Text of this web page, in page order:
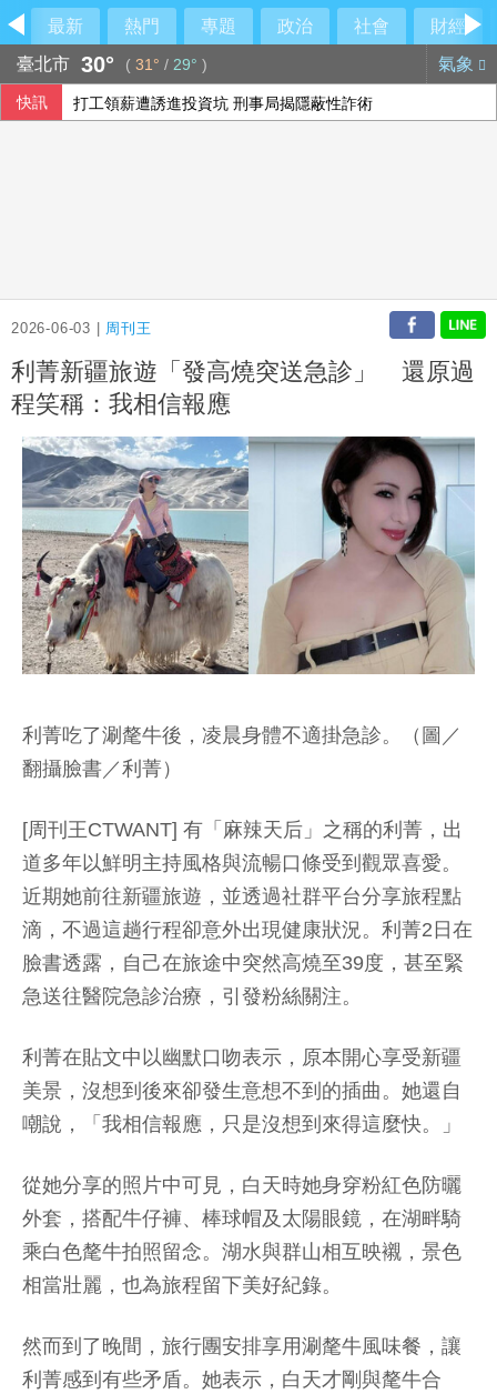
最新 熱門 專題 政治 社會
財經
臺北市 30° ( 31° / 29° ) 氣象
快訊 打工領薪遭誘進投資坑 刑事局揭隱蔽性詐術
2026-06-03 | 周刊王
利菁新疆旅遊「發高燒突送急診」 還原過
程笑稱：我相信報應
利菁吃了涮氂牛後，凌晨身體不適掛急診。（圖／
翻攝臉書／利菁）
[周刊王CTWANT] 有「麻辣天后」之稱的利菁，出
道多年以鮮明主持風格與流暢口條受到觀眾喜愛。
近期她前往新疆旅遊，並透過社群平台分享旅程點
滴，不過這趟行程卻意外出現健康狀況。利菁2日在
臉書透露，自己在旅途中突然高燒至39度，甚至緊
急送往醫院急診治療，引發粉絲關注。
利菁在貼文中以幽默口吻表示，原本開心享受新疆
美景，沒想到後來卻發生意想不到的插曲。她還自
嘲說，「我相信報應，只是沒想到來得這麼快。」
從她分享的照片中可見，白天時她身穿粉紅色防曬
外套，搭配牛仔褲、棒球帽及太陽眼鏡，在湖畔騎
乘白色氂牛拍照留念。湖水與群山相互映襯，景色
相當壯麗，也為旅程留下美好紀錄。
然而到了晚間，旅行團安排享用涮氂牛風味餐，讓
利菁感到有些矛盾。她表示，白天才剛與氂牛合